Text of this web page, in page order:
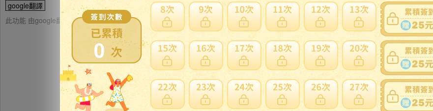
0
google翻譯
此功能 由google翻譯提供參考，樂淘不保證翻譯內容之正確性，詳細問題說明請使用商品問與答
【古美味】上野山野陶 上口愚朗 茶碗 茶道具 保証品
▼商品詳細写真